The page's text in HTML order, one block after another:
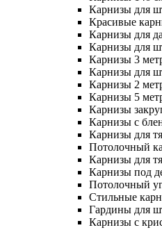
Карнизы для
Красивые
Карнизы для
Карнизы для
Карнизы 3
Карнизы для
Карнизы 2
Карнизы 5
Карнизы
Карнизы с
Карнизы для
Потолочный
Карнизы для
Карнизы под
Потолочный
Стильные
Гардины для
Карнизы с